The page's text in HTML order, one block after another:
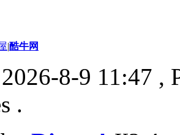
|酷牛网
8-9 11:47 ,
.